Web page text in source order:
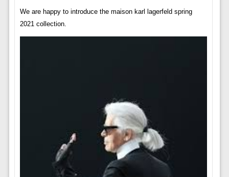
We are happy to introduce the maison karl lagerfeld spring
2021 collection.